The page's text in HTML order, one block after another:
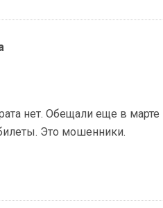
нет. Обещали еще в
Это мошенники.